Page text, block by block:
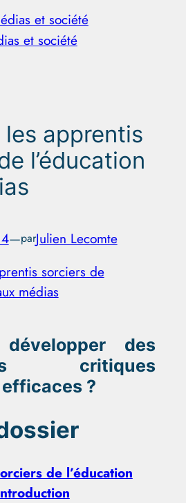
et société
les apprentis
l’éducation
—parJulien Lecomte
sorciers de
médias
développer des
critiques
?
de l’éducation